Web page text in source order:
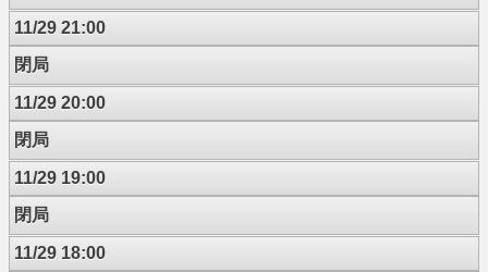
11/29 21:00
閉局
11/29 20:00
閉局
11/29 19:00
閉局
11/29 18:00